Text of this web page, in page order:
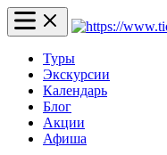
Туры
Экскурсии
Календарь
Блог
Акции
Афиша